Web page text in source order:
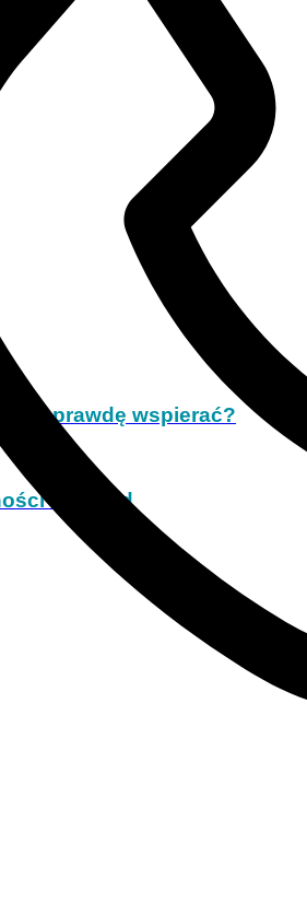
i naprawdę wspierać?
- wykład